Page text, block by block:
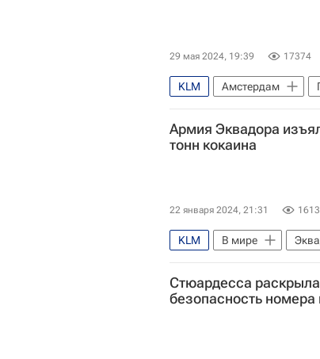
29 мая 2024, 19:39 17374
KLM Амстердам
Армия Эквадора
тонн кокаина
22 января 2024, 21:31 1613
KLM В мире
Стюардесса
безопасность номера